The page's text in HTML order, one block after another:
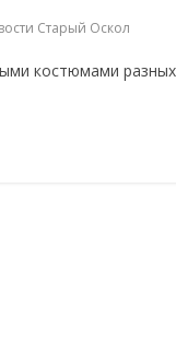
Старый Оскол
костюмами разных